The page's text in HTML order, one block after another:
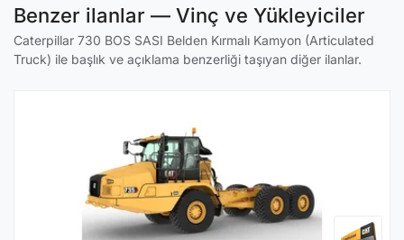
Benzer ilanlar — Vinç ve Yükleyiciler
Caterpillar 730 BOS SASI Belden Kırmalı Kamyon (Articulated
Truck) ile başlık ve açıklama benzerliği taşıyan diğer ilanlar.